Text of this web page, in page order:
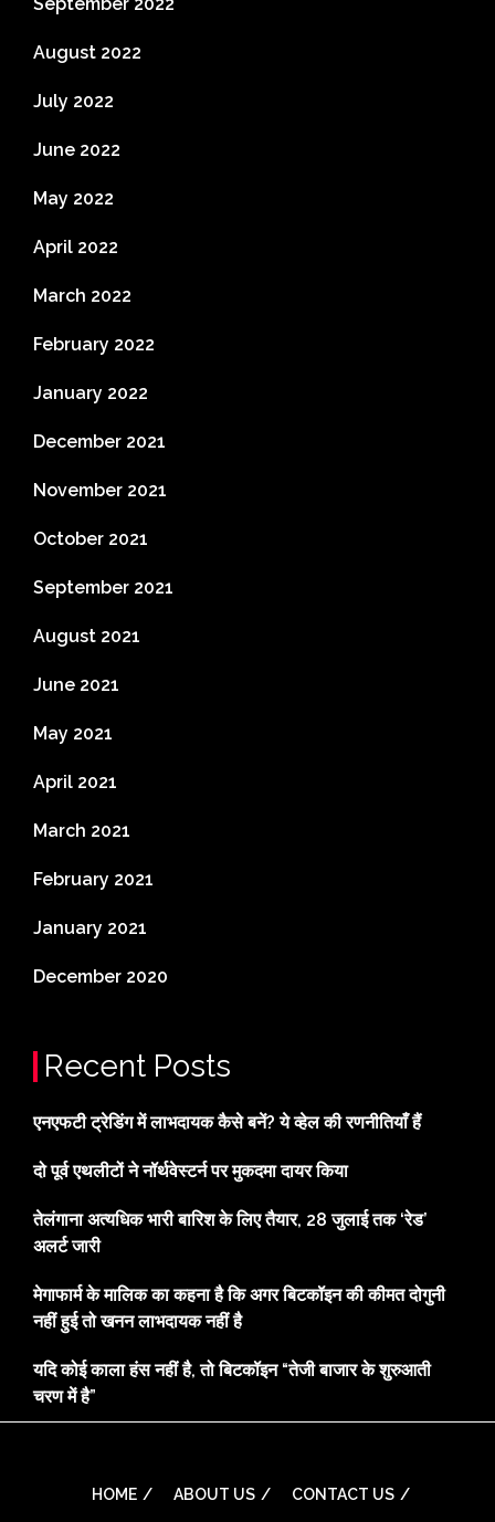
August 2022
July 2022
June 2022
May 2022
April 2022
March 2022
February 2022
January 2022
December 2021
November 2021
October 2021
September 2021
August 2021
June 2021
May 2021
April 2021
March 2021
February 2021
January 2021
December 2020
Recent Posts
एनएफटी ट्रेडिंग में लाभदायक कैसे बनें? ये व्हेल की रणनीतियाँ हैं
दो पूर्व एथलीटों ने नॉर्थवेस्टर्न पर मुकदमा दायर किया
तेलंगाना अत्यधिक भारी बारिश के लिए तैयार, 28 जुलाई तक ‘रेड’
अलर्ट जारी
मेगाफार्म के मालिक का कहना है कि अगर बिटकॉइन की कीमत दोगुनी
नहीं हुई तो खनन लाभदायक नहीं है
यदि कोई काला हंस नहीं है, तो बिटकॉइन “तेजी बाजार के शुरुआती
चरण में है”
HOME ABOUT US CONTACT US